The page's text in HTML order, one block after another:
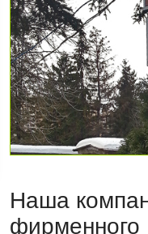
Наша
фирменного